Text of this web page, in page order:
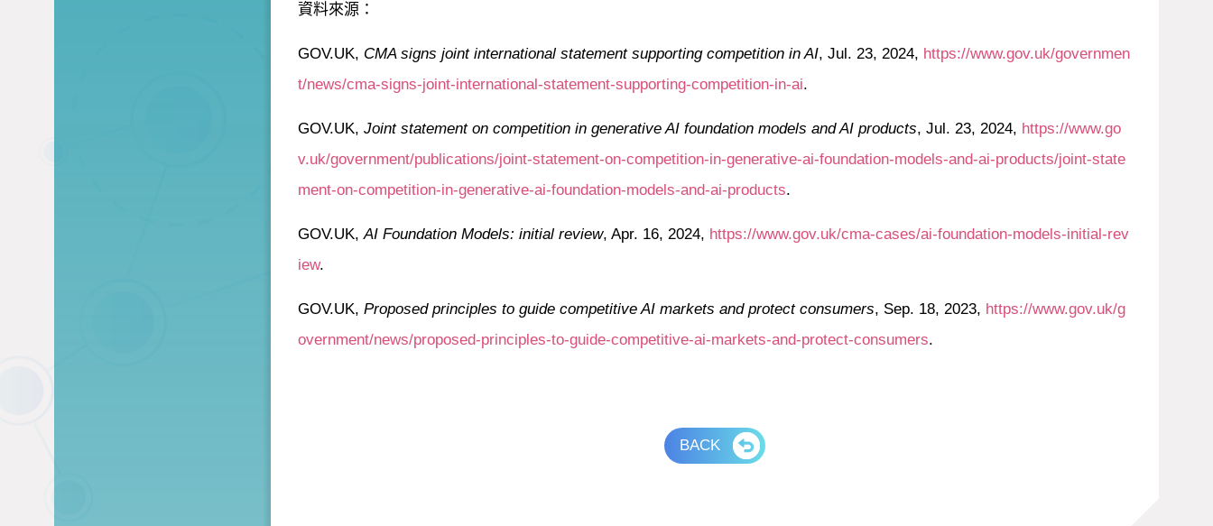
資料來源：
GOV.UK, CMA signs joint international statement supporting competition in AI, Jul. 23, 2024, https://www.gov.uk/governmen
t/news/cma-signs-joint-international-statement-supporting-competition-in-ai.
GOV.UK, Joint statement on competition in generative AI foundation models and AI products, Jul. 23, 2024, https://www.go
v.uk/government/publications/joint-statement-on-competition-in-generative-ai-foundation-models-and-ai-products/joint-state
ment-on-competition-in-generative-ai-foundation-models-and-ai-products.
GOV.UK,AI Foundation Models: initial review, Apr. 16, 2024, https://www.gov.uk/cma-cases/ai-foundation-models-initial-rev
iew.
GOV.UK, Proposed principles to guide competitive AI markets and protect consumers, Sep. 18, 2023, https://www.gov.uk/g
overnment/news/proposed-principles-to-guide-competitive-ai-markets-and-protect-consumers.
BACK